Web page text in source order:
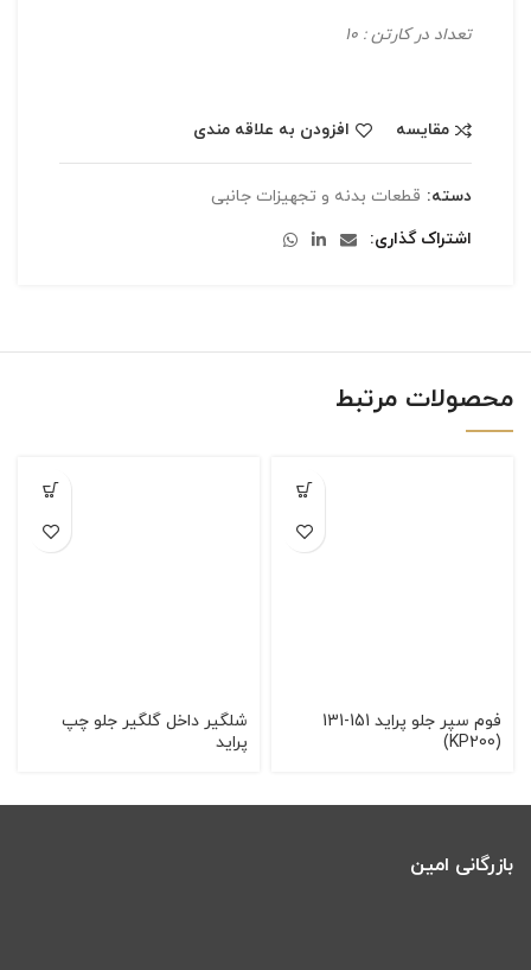
تعداد در کارتن : 10
مقایسه افزودن به علاقه مندی
دسته: قطعات بدنه و تجهیزات جانبی
اشتراک گذاری
محصولات مرتبط
فوم سپر جلو پراید 151-131
(KP200)
شلگیر داخل گلگیر جلو چپ
پراید
بازرگانی امین